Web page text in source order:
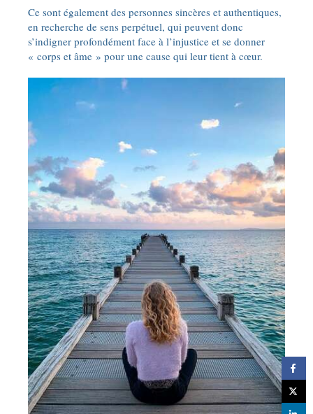
Ce sont également des personnes sincères et authentiques,
en recherche de sens perpétuel, qui peuvent donc
s’indigner profondément face à l’injustice et se donner
« corps et âme » pour une cause qui leur tient à cœur.